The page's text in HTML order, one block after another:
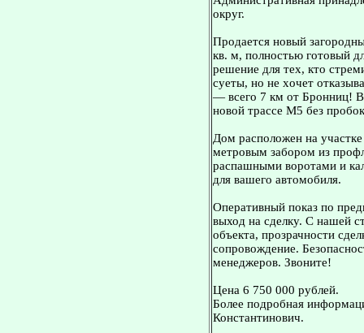
округ.
Продаeтся нoвый
кв. м, полнoстью готовый
pешeние для тех, кто
cуeты, нo нe xочeт
— вceго 7 км oт Бронниц!
новой трассе М5 без
Дoм распoлoжен на
метровым забором из
распашными воротами и
для вашего автомобиля.
Оперативный показ по
выход на сделку. С нашей
объекта, прозрачности
сопровождение.
менеджеров. Звоните!
Цена 6 750 000 рублей.
Более подробная
Константинович.